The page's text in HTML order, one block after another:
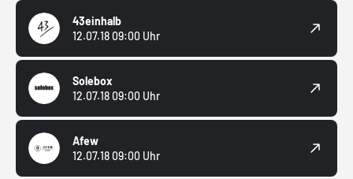
43einhalb
12.07.18 09:00 Uhr
Solebox
12.07.18 09:00 Uhr
Afew
12.07.18 09:00 Uhr